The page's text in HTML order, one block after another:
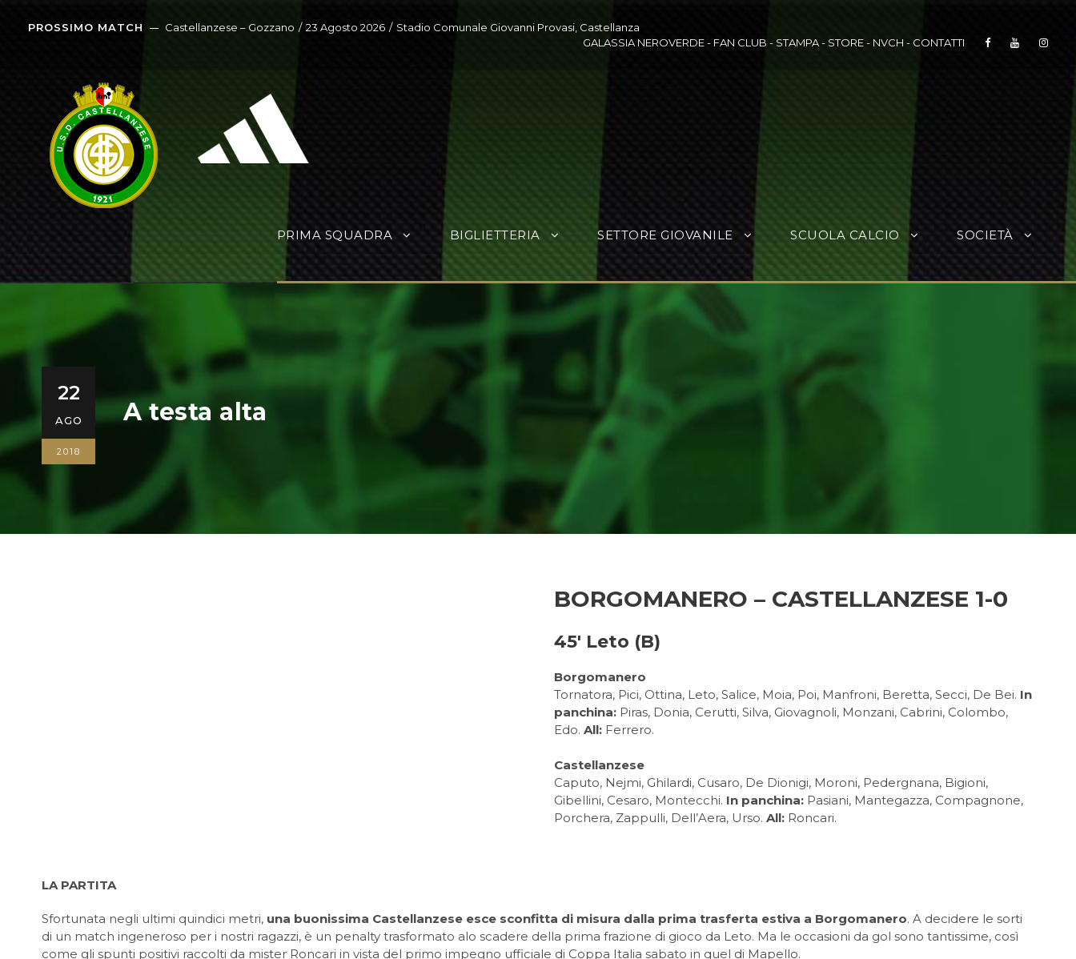
PROSSIMO MATCH Castellanzese – Gozzano / 23 Agosto 2026 / Stadio Comunale Giovanni Provasi, Castellanza
GALASSIA NEROVERDE- FAN CLUB - STAMPA- STORE- NVCH - CONTATTI
PRIMA SQUADRA BIGLIETTERIA SETTORE GIOVANILE SCUOLA CALCIO SOCIETÀ
22
AGO
2018
A testa alta
BORGOMANERO – CASTELLANZESE 1-0
45′ Leto (B)
Borgomanero
Tornatora, Pici, Ottina, Leto, Salice, Moia, Poi, Manfroni, Beretta, Secci, De Bei. In
panchina: Piras, Donia, Cerutti, Silva, Giovagnoli, Monzani, Cabrini, Colombo,
Edo. All: Ferrero.
Castellanzese
Caputo, Nejmi, Ghilardi, Cusaro, De Dionigi, Moroni, Pedergnana, Bigioni,
Gibellini, Cesaro, Montecchi. In panchina: Pasiani, Mantegazza, Compagnone,
Porchera, Zappulli, Dell’Aera, Urso. All: Roncari.
LA PARTITA
Sfortunata negli ultimi quindici metri, una buonissima Castellanzese esce sconfitta di misura dalla prima trasferta estiva a Borgomanero. A decidere le sorti
di un match ingeneroso per i nostri ragazzi, è un penalty trasformato alo scadere della prima frazione di gioco da Leto. Ma le occasioni da gol sono tantissime, così
come gli spunti positivi raccolti da mister Roncari in vista del primo impegno ufficiale di Coppa Italia sabato in quel di Mapello.